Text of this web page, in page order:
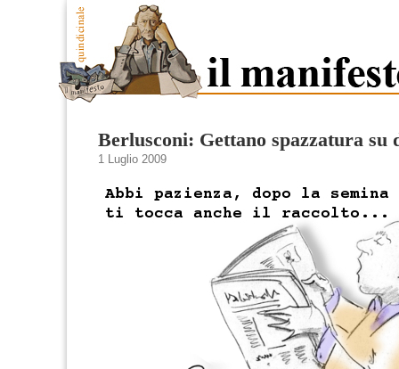
Berlusconi: Gettano spazzatura su
1 Luglio 2009